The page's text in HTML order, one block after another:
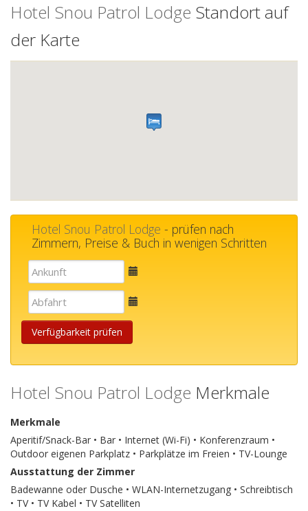
Hotel Snou Patrol Lodge Standort auf
der Karte
Hotel Snou Patrol Lodge - prüfen nach
Zimmern, Preise & Buch in wenigen Schritten
E-
mail
E-
mail
Verfügbarkeit prüfen
Hotel Snou Patrol Lodge Merkmale
Merkmale
Aperitif/Snack-Bar • Bar • Internet (Wi-Fi) • Konferenzraum •
Outdoor eigenen Parkplatz • Parkplätze im Freien • TV-Lounge
Ausstattung der Zimmer
Badewanne oder Dusche • WLAN-Internetzugang • Schreibtisch
• TV • TV Kabel • TV Satelliten